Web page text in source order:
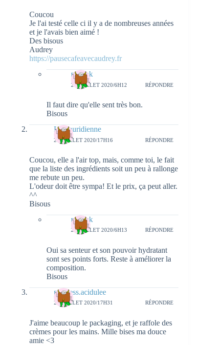
Coucou
Je l'ai testé celle ci il y a de nombreuses années
et je l'avais bien aimé !
Des bisous
Audrey
https://pausecafeavecaudrey.fr
natieak
26 JUILLET 2020/6H12 RÉPONDRE
Il faut dire qu'elle sent très bon.
Bisous
La Lauridienne
23 JUILLET 2020/17H16 RÉPONDRE
Coucou, elle a l'air top, mais, comme toi, le fait
que la liste des ingrédients soit un peu à rallonge
me rebute un peu.
L'odeur doit être sympa! Et le prix, ça peut aller.
^^
Bisous
natieak
26 JUILLET 2020/6H13 RÉPONDRE
Oui sa senteur et son pouvoir hydratant
sont ses points forts. Reste à améliorer la
composition.
Bisous
princess.acidulee
23 JUILLET 2020/17H31 RÉPONDRE
J'aime beaucoup le packaging, et je raffole des
crèmes pour les mains. Mille bises ma douce
amie <3